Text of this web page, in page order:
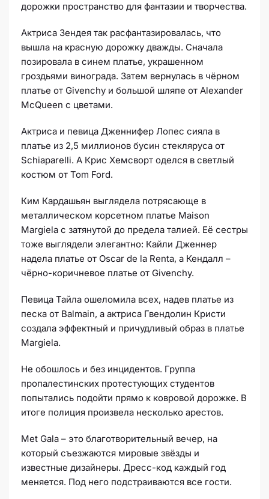
дорожки пространство для фантазии и творчества.
Актриса Зендея так расфантазировалась, что
вышла на красную дорожку дважды. Сначала
позировала в синем платье, украшенном
гроздьями винограда. Затем вернулась в чёрном
платье от Givenchy и большой шляпе от Alexander
McQueen с цветами.
Актриса и певица Дженнифер Лопес сияла в
платье из 2,5 миллионов бусин стекляруса от
Schiaparelli. А Крис Хемсворт оделся в светлый
костюм от Tom Ford.
Ким Кардашьян выглядела потрясающе в
металлическом корсетном платье Maison
Margiela с затянутой до предела талией. Её сестры
тоже выглядели элегантно: Кайли Дженнер
надела платье от Oscar de la Renta, а Кендалл –
чёрно-коричневое платье от Givenchy.
Певица Тайла ошеломила всех, надев платье из
песка от Balmain, а актриса Гвендолин Кристи
создала эффектный и причудливый образ в платье
Margiela.
Не обошлось и без инцидентов. Группа
пропалестинских протестующих студентов
попытались подойти прямо к ковровой дорожке. В
итоге полиция произвела несколько арестов.
Met Gala – это благотворительный вечер, на
который съезжаются мировые звёзды и
известные дизайнеры. Дресс-код каждый год
меняется. Под него подстраиваются все гости.